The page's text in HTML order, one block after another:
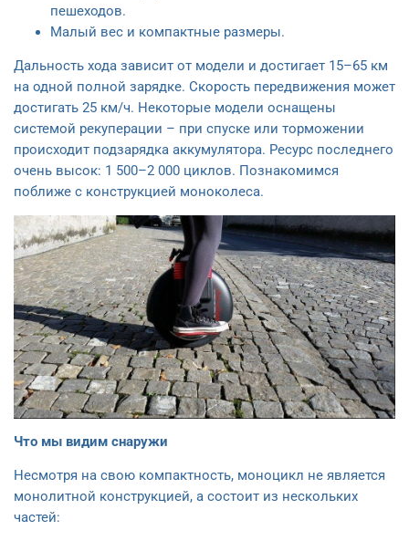
пешеходов.
Малый вес и компактные размеры.
Дальность хода зависит от модели и достигает 15–65 км
на одной полной зарядке. Скорость передвижения может
достигать 25 км/ч. Некоторые модели оснащены
системой рекуперации – при спуске или торможении
происходит подзарядка аккумулятора. Ресурс последнего
очень высок: 1 500–2 000 циклов. Познакомимся
поближе с конструкцией моноколеса.
Что мы видим снаружи
Несмотря на свою компактность, моноцикл не является
монолитной конструкцией, а состоит из нескольких
частей: